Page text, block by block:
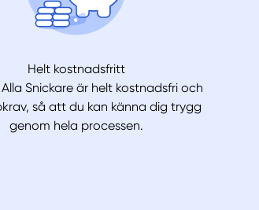
Helt kostnadsfritt
Snickare är helt kostnadsfri och
så att du kan känna dig trygg
genom hela processen.